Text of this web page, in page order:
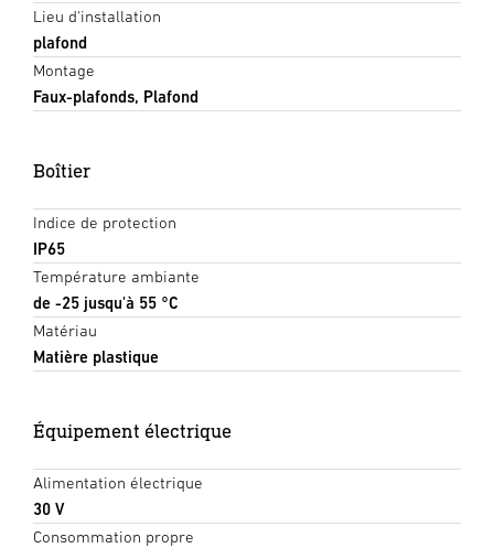
Lieu d'installation
plafond
Montage
Faux-plafonds, Plafond
Boîtier
Indice de protection
IP65
Température ambiante
de -25 jusqu'à 55 °C
Matériau
Matière plastique
Équipement électrique
Alimentation électrique
30 V
Consommation propre